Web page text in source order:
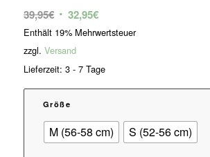
39,95€ Ursprünglicher
Preis
war:
39,95€
32,95€Aktueller
Preis
Enthält 19% Mehrwertsteuer
zzgl. Versand
Lieferzeit: 3 - 7 Tage
Größe
M (56-58 cm) S (52-56 cm)